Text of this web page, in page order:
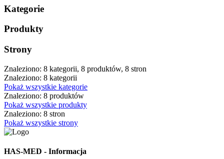
Kategorie
Produkty
Strony
Znaleziono: 8 kategorii, 8 produktów, 8 stron
Znaleziono: 8 kategorii
Pokaż wszystkie kategorie
Znaleziono: 8 produktów
Pokaż wszystkie produkty
Znaleziono: 8 stron
Pokaż wszystkie strony
HAS-MED - Informacja